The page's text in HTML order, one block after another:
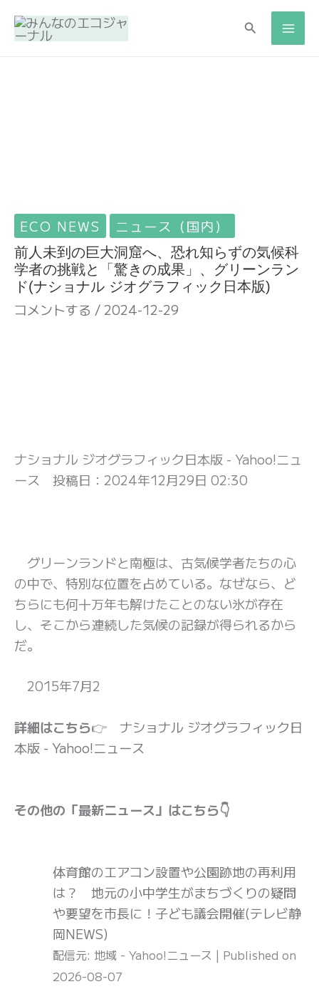
検
ECO NEWS ニュース（国内）
前人未到の巨大洞窟へ、恐れ知らずの気候科
学者の挑戦と「驚きの成果」、グリーンラン
ド(ナショナル ジオグラフィック日本版)
コメントする / 2024-12-29
ナショナル ジオグラフィック日本版 - Yahoo!ニュ
ース 投稿日： 2024年12月29日 02:30
グリーンランドと南極は、古気候学者たちの心
の中で、特別な位置を占めている。なぜなら、ど
ちらにも何十万年も解けたことのない氷が存在
し、そこから連続した気候の記録が得られるから
だ。
2015年7月2
詳細はこちら👉 ナショナル ジオグラフィック日
本版 - Yahoo!ニュース
その他の「最新ニュース」はこちら👇
体育館のエアコン設置や公園跡地の再利用
は？ 地元の小中学生がまちづくりの疑問
や要望を市長に！子ども議会開催(テレビ静
岡NEWS)
配信元: 地域 - Yahoo!ニュース
Published on
2026-08-07
検
索